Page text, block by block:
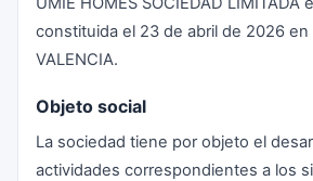
constituida el 23 de abril de 2026 en
VALENCIA.
Objeto social
La sociedad tiene por objeto el
actividades correspondientes a los